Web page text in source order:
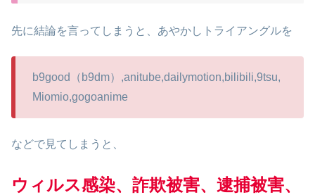
先に結論を言ってしまうと、あやかしトライアングルを
b9good（b9dm）,anitube,dailymotion,bilibili,9tsu,
Miomio,gogoanime
などで見てしまうと、
ウィルス感染、詐欺被害、逮捕被害、